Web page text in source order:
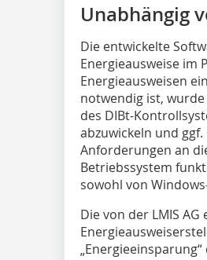
Unabhängig
Die entwickelte
Energieausweise im
Energieausweisen
notwendig ist, wurde
des DIBt-
abzuwickeln und
Anforderungen an
Betriebssystem
sowohl von
Die von der LMIS